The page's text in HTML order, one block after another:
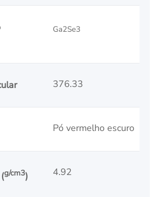
Ga2Se3
376.33
Pó vermelho escuro
g/cm3) 4.92